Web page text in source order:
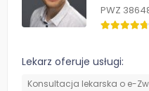
PWZ
Lekarz oferuje usługi:
Konsultacja lekarska o e-